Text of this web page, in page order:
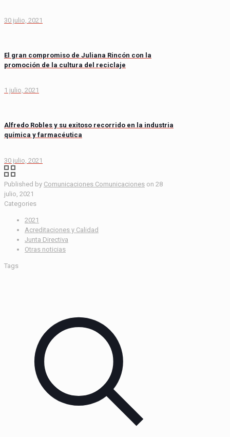
30 julio, 2021
El gran compromiso de Juliana Rincón con la
promoción de la cultura del reciclaje
1 julio, 2021
Alfredo Robles y su exitoso recorrido en la industria
química y farmacéutica
30 julio, 2021
Published by Comunicaciones Comunicaciones on 28
julio, 2021
Categories
2021
Acreditaciones y Calidad
Junta Directiva
Otras noticias
Tags